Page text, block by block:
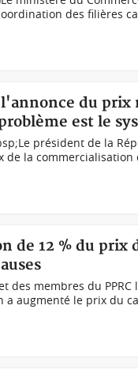
des filières
du prix
est le
président de la
la commercialisation
de 12 % du prix
des membres du
a augmenté le prix du